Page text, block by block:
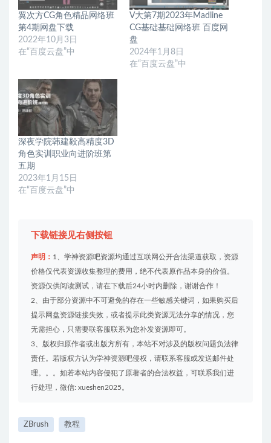
翼次方CG角色精品网络班
第4期网盘下载
2022年10月3日
在“百度云盘”中
V大第7期2023年Madline
CG基础基础网络班 百度网
盘
2024年1月8日
在“百度云盘”中
深夜学院韩建毅高精度3D
角色实训职业向进阶班第
五期
2023年1月15日
在“百度云盘”中
下载链接见右侧按钮
声明： 1、学神资源吧资源均通过互联网公开合法渠道获取，资源
价格仅代表资源收集整理的费用，绝不代表原作品本身的价值。
资源仅供阅读测试，请在下载后24小时内删除，谢谢合作！
2、由于部分资源中不可避免的存在一些敏感关键词，如果购买后
提示网盘资源链接失效，或者提示此类资源无法分享的情况，您
无需担心，只需要联客服联系为您补发资源即可。
3、版权归原作者或出版方所有，本站不对涉及的版权问题负法律
责任。若版权方认为学神资源吧侵权，请联系客服或发送邮件处
理。。。如若本站内容侵犯了原著者的合法权益，可联系我们进
行处理，微信: xueshen2025。
ZBrush 教程